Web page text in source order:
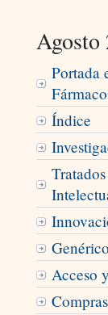
Agosto
Portada
Índice
Acceso
Compras